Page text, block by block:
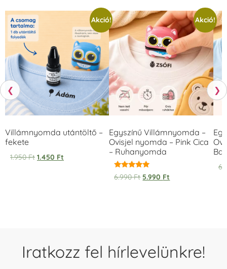
❮
Akció!
Villámnyomda utántöltő –
fekete
1.950Ft 1.450 Ft
Akció!
Egyszínű Villámnyomda –
Ovisjel nyomda – Pink Cica
– Ruhanyomda
Értékelés:
5.00
6.990Ft 5.990 Ft
❯
Iratkozz fel hírlevelünkre!